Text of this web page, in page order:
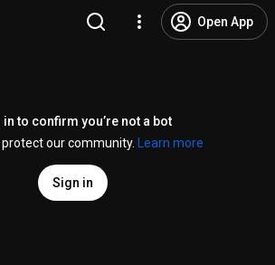
Open App
in to confirm you’re not a bot
our community.
Learn more
Sign in